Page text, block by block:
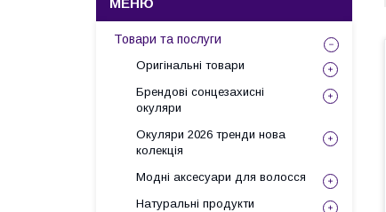
Товари та послуги
Оригінальні товари
Брендові сонцезахисні
окуляри
Окуляри 2026 тренди нова
колекція
Модні аксесуари для волосся
Натуральні продукти